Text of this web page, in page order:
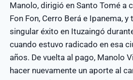
Manolo, dirigió en Santo Tomé a
Fon Fon, Cerro Berá e Ipanema,
singular éxito en Ituzaingó
cuando estuvo radicado en esa
años. De vuelta al pago, Manolo
hacer nuevamente un aporte al